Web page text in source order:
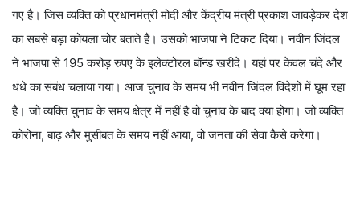
गए है। जिस व्यक्ति को प्रधानमंत्री मोदी और केंद्रीय मंत्री प्रकाश जावड़ेकर देश
का सबसे बड़ा कोयला चोर बताते हैं। उसको भाजपा ने टिकट दिया। नवीन जिंदल
ने भाजपा से 195 करोड़ रुपए के इलेक्टोरल बॉन्ड खरीदे। यहां पर केवल चंदे और
धंधे का संबंध चलाया गया। आज चुनाव के समय भी नवीन जिंदल विदेशों में घूम रहा
है। जो व्यक्ति चुनाव के समय क्षेत्र में नहीं है वो चुनाव के बाद क्या होगा। जो व्यक्ति
कोरोना, बाढ़ और मुसीबत के समय नहीं आया, वो जनता की सेवा कैसे करेगा।